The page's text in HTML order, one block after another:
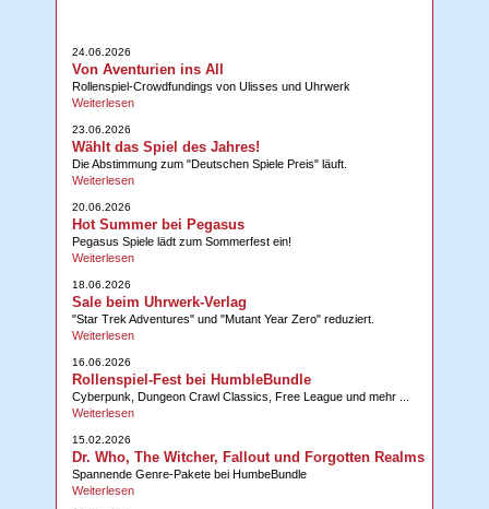
24.06.2026
Von Aventurien ins All
Rollenspiel-Crowdfundings von Ulisses und Uhrwerk
Weiterlesen
23.06.2026
Wählt das Spiel des Jahres!
Die Abstimmung zum "Deutschen Spiele Preis" läuft.
Weiterlesen
20.06.2026
Hot Summer bei Pegasus
Pegasus Spiele lädt zum Sommerfest ein!
Weiterlesen
18.06.2026
Sale beim Uhrwerk-Verlag
"Star Trek Adventures" und "Mutant Year Zero" reduziert.
Weiterlesen
16.06.2026
Rollenspiel-Fest bei HumbleBundle
Cyberpunk, Dungeon Crawl Classics, Free League und mehr ...
Weiterlesen
15.02.2026
Dr. Who, The Witcher, Fallout und Forgotten Realms
Spannende Genre-Pakete bei HumbeBundle
Weiterlesen